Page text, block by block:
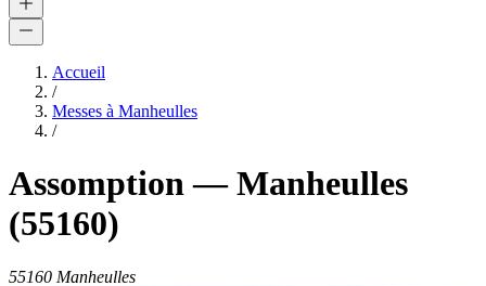
Accueil
/
Messes à Manheulles
/
Assomption—Manheulles
(55160)
55160 Manheulles